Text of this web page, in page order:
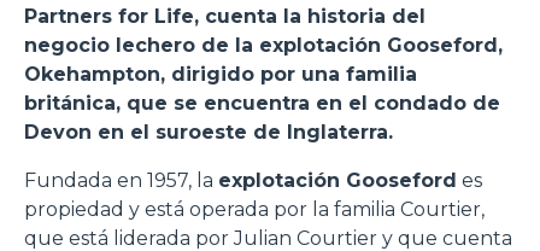
Partners for Life, cuenta la historia del
negocio lechero de la explotación Gooseford,
Okehampton, dirigido por una familia
británica, que se encuentra en el condado de
Devon en el suroeste de Inglaterra.
Fundada en 1957, la explotación Gooseford es
propiedad y está operada por la familia Courtier,
que está liderada por Julian Courtier y que cuenta